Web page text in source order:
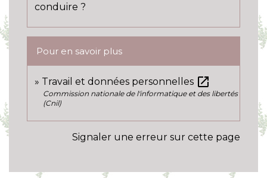
conduire ?
Pour en savoir plus
Travail et données personnelles open_in_new
Commission nationale de l'informatique et des libertés
(Cnil)
Signaler une erreur sur cette page